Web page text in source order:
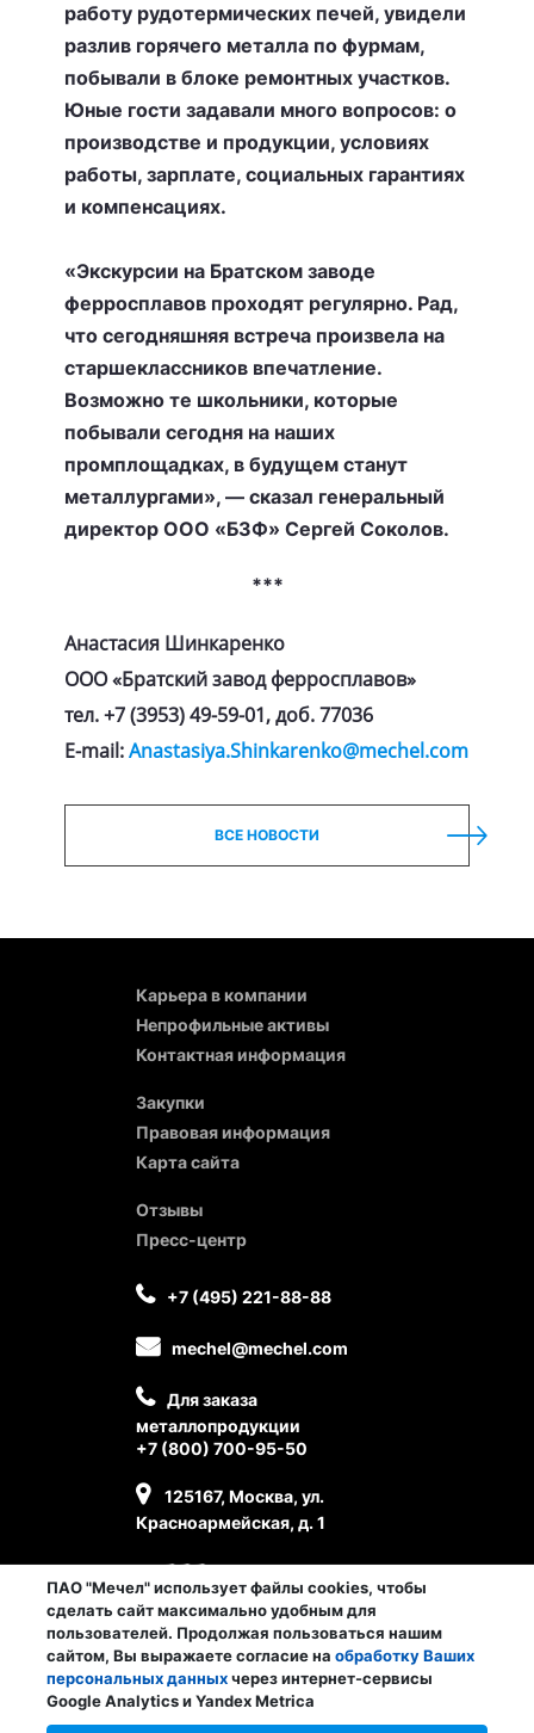
работу рудотермических печей, увидели
разлив горячего металла по фурмам,
побывали в блоке ремонтных участков.
Юные гости задавали много вопросов: о
производстве и продукции, условиях
работы, зарплате, социальных гарантиях
и компенсациях.
«Экскурсии на Братском заводе
ферросплавов проходят регулярно. Рад,
что сегодняшняя встреча произвела на
старшеклассников впечатление.
Возможно те школьники, которые
побывали сегодня на наших
промплощадках, в будущем станут
металлургами», — сказал генеральный
директор ООО «БЗФ» Сергей Соколов.
***
Анастасия Шинкаренко
ООО «Братский завод ферросплавов»
тел. +7 (3953) 49-59-01, доб. 77036
E-mail:Anastasiya.Shinkarenko@mechel.com
ВСЕ НОВОСТИ
Личный кабинет сотрудника
© ПАО «Мечел», 2026
Карьера в компании
Непрофильные активы
Контактная информация
Закупки
Правовая информация
Карта сайта
Отзывы
Пресс-центр
+7 (495) 221-88-88
mechel@mechel.com
Для заказа
металлопродукции
+7 (800) 700-95-50
125167, Москва, ул.
Красноармейская, д. 1
ПАО "Мечел" использует файлы cookies, чтобы
сделать сайт максимально удобным для
пользователей. Продолжая пользоваться нашим
сайтом, Вы выражаете согласие на обработку Ваших
персональных данныхчерез интернет-сервисы
Google Analytics и Yandex Metrica